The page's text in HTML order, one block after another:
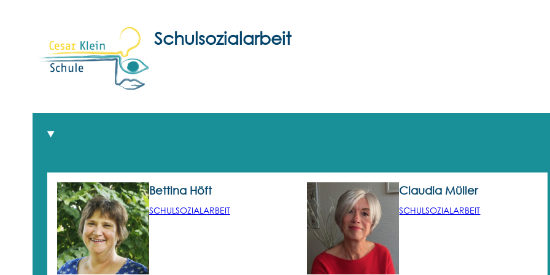
Schulsozialarbeit
Bettina Höft
SCHULSOZIALARBEIT
Claudia Müller
SCHULSOZIALARBEIT